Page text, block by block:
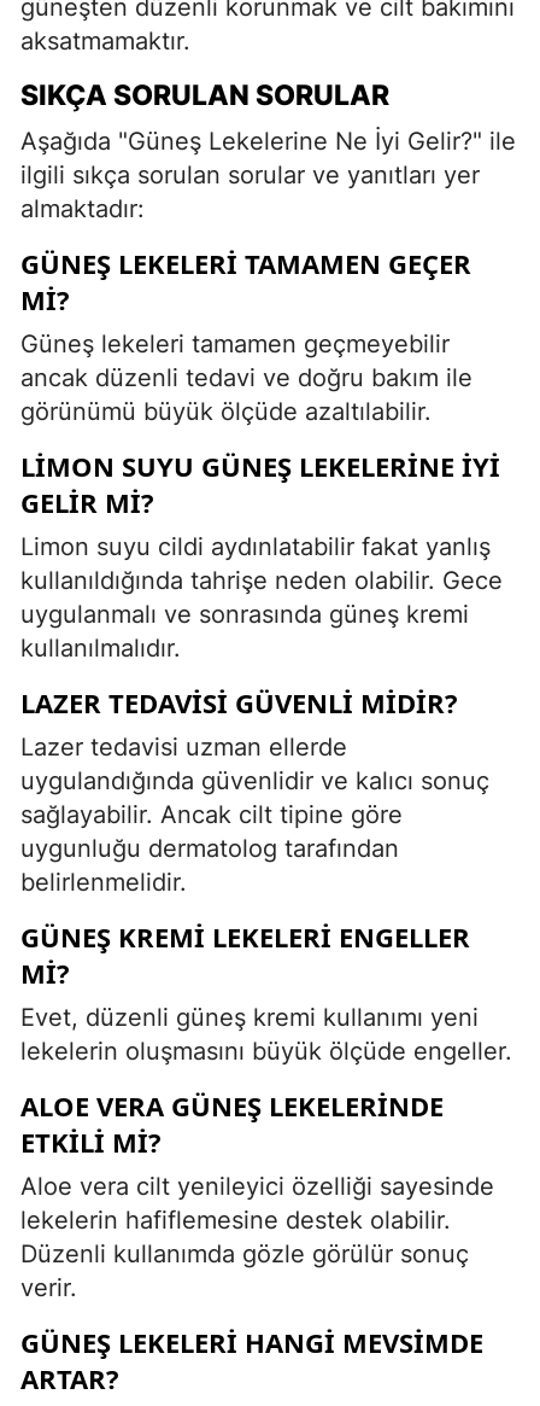
güneşten düzenli korunmak ve cilt bakımını
aksatmamaktır.
SIKÇA SORULAN SORULAR
Aşağıda "Güneş Lekelerine Ne İyi Gelir?" ile
ilgili sıkça sorulan sorular ve yanıtları yer
almaktadır:
GÜNEŞ LEKELERI TAMAMEN GEÇER
MI?
Güneş lekeleri tamamen geçmeyebilir
ancak düzenli tedavi ve doğru bakım ile
görünümü büyük ölçüde azaltılabilir.
LIMON SUYU GÜNEŞ LEKELERINE IYI
GELIR MI?
Limon suyu cildi aydınlatabilir fakat yanlış
kullanıldığında tahrişe neden olabilir. Gece
uygulanmalı ve sonrasında güneş kremi
kullanılmalıdır.
LAZER TEDAVISI GÜVENLI MIDIR?
Lazer tedavisi uzman ellerde
uygulandığında güvenlidir ve kalıcı sonuç
sağlayabilir. Ancak cilt tipine göre
uygunluğu dermatolog tarafından
belirlenmelidir.
GÜNEŞ KREMI LEKELERI ENGELLER
MI?
Evet, düzenli güneş kremi kullanımı yeni
lekelerin oluşmasını büyük ölçüde engeller.
ALOE VERA GÜNEŞ LEKELERINDE
ETKILI MI?
Aloe vera cilt yenileyici özelliği sayesinde
lekelerin hafiflemesine destek olabilir.
Düzenli kullanımda gözle görülür sonuç
verir.
GÜNEŞ LEKELERI HANGI MEVSIMDE
ARTAR?